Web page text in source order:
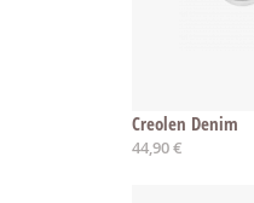
Creolen Denim
44,90 €